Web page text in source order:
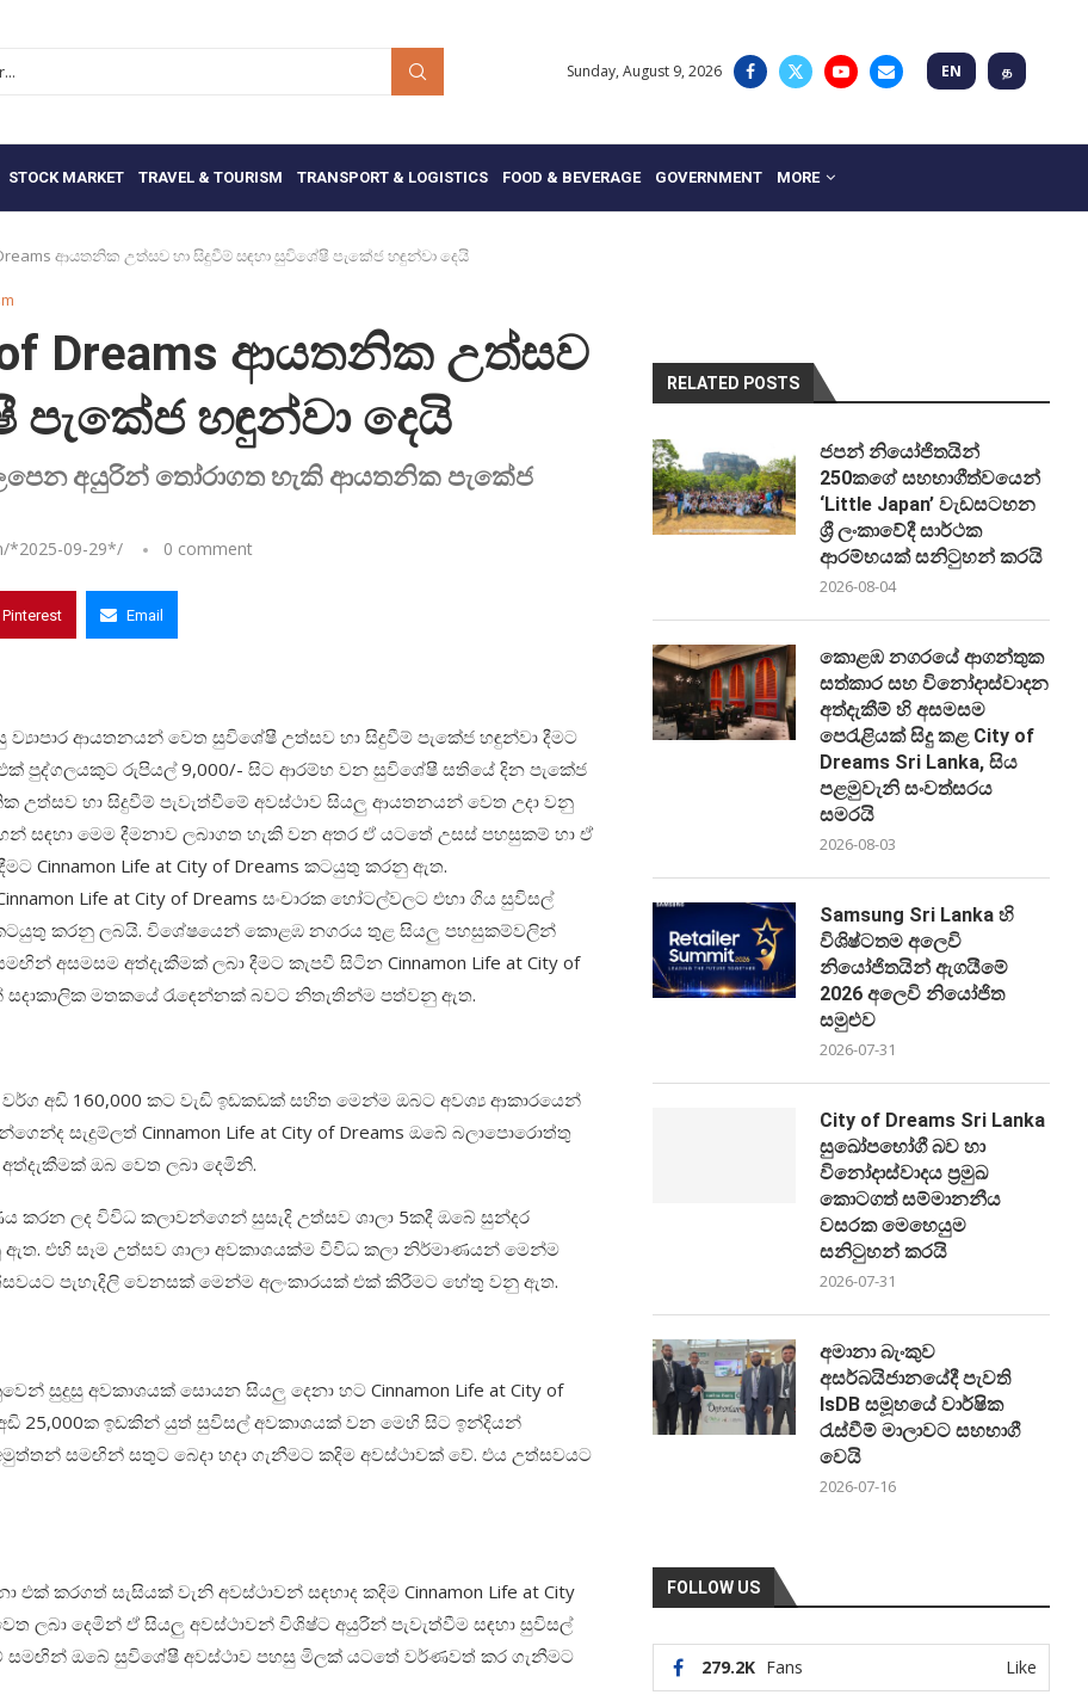
Sunday, August 9, 2026 EN த
STOCK MARKET TRAVEL & TOURISM TRANSPORT & LOGISTICS FOOD & BEVERAGE GOVERNMENT MORE
Dreams ආයතනික උත්සව හා සිදුවීම් සඳහා සුවිශේෂී පැකේජ හඳුන්වා දෙයි
of Dreams ආයතනික උත්සව
පැකේජ හඳුන්වා දෙයි
අයුරින් තෝරාගත හැකි ආයතනික පැකේජ
*2025-09-29*/ 0 comment
Pinterest Email
ආයතනයන් වෙත සුවිශේෂී උත්සව හා සිදුවීම් පැකේජ හඳුන්වා දීමට
එක් පුද්ගලයකුට රුපියල් 9,000/- සිට ආරම්භ වන සුවිශේෂී සතියේ දින පැකේජ
උත්සව හා සිදුවීම් පැවැත්වීමේ අවස්ථාව සියලු ආයතනයන් වෙත උදා වනු
සඳහා මෙම දීමනාව ලබාගත හැකි වන අතර ඒ යටතේ උසස් පහසුකම් හා ඒ
Life at City of Dreams කටයුතු කරනු ඇත.
Life at City of Dreams සංචාරක හෝටල්වලට එහා ගිය සුවිසල්
කරනු ලබයි. විශේෂයෙන් කොළඹ නගරය තුළ සියලු පහසුකම්වලින්
අසමසම අත්දැකීමක් ලබා දීමට කැපවී සිටින Cinnamon Life at City of
සදාකාලික මතකයේ රැඳෙන්නක් බවට නිතැතින්ම පත්වනු ඇත.
අඩි 160,000 කට වැඩි ඉඩකඩක් සහිත මෙන්ම ඔබට අවශ්‍ය ආකාරයෙන්
සැදුම්ලත් Cinnamon Life at City of Dreams ඔබේ බලාපොරොත්තු
ඔබ වෙත ලබා දෙමිනි.
ලද විවිධ කලාවන්ගෙන් සුසැදි උත්සව ශාලා 5කදී ඔබේ සුන්දර
එහි සෑම උත්සව ශාලා අවකාශයක්ම විවිධ කලා නිර්මාණයන් මෙන්ම
පැහැදිලි වෙනසක් මෙන්ම අලංකාරයක් එක් කිරීමට හේතු වනු ඇත.
සුදුසු අවකාශයක් සොයන සියලු දෙනා හට Cinnamon Life at City of
අඩි 25,000ක ඉඩකින් යුත් සුවිසල් අවකාශයක් වන මෙහි සිට ඉන්දියන්
සමඟින් සතුට බෙදා හදා ගැනීමට කදිම අවස්ථාවක් වේ. එය උත්සවයට
කරගත් සැසියක් වැනි අවස්ථාවන් සඳහාද කදිම Cinnamon Life at City
ලබා දෙමින් ඒ සියලු අවස්ථාවන් විශිෂ්ට අයුරින් පැවැත්වීම සඳහා සුවිසල්
ඔබේ සුවිශේෂී අවස්ථාව පහසු මිලක් යටතේ වර්ණවත් කර ගැනීමට
RELATED POSTS
ජපන් නියෝජිතයින්
250කගේ සහභාගීත්වයෙන්
‘Little Japan’ වැඩසටහන
ශ්‍රී ලංකාවේදී සාර්ථක
ආරම්භයක් සනිටුහන් කරයි
2026-08-04
කොළඹ නගරයේ ආගන්තුක
සත්කාර සහ විනෝදාස්වාදන
අත්දැකීම් හි අසමසම
පෙරැළියක් සිදු කළ City of
Dreams Sri Lanka, සිය
පළමුවැනි සංවත්සරය
සමරයි
2026-08-03
Samsung Sri Lanka හි
විශිෂ්ටතම අලෙවි
නියෝජිතයින් ඇගයීමේ
2026 අලෙවි නියෝජිත
සමුළුව
2026-07-31
City of Dreams Sri Lanka
සුඛෝපභෝගී බව හා
විනෝදාස්වාදය ප්‍රමුඛ
කොටගත් සම්මානනීය
වසරක මෙහෙයුම
සනිටුහන් කරයි
2026-07-31
අමානා බැංකුව
අසර්බයිජානයේදී පැවති
IsDB සමූහයේ වාර්ෂික
රැස්වීම් මාලාවට සහභාගී
වෙයි
2026-07-16
FOLLOW US
279.2K Fans Like